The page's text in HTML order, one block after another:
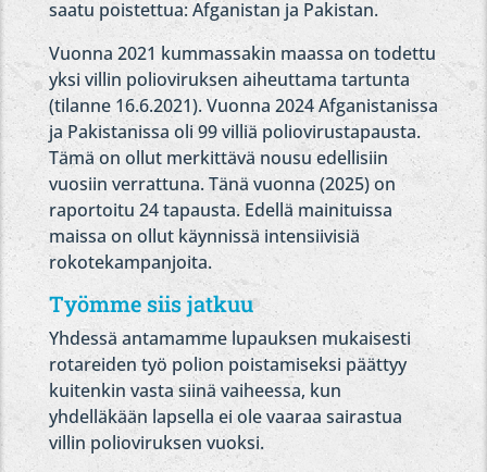
saatu poistettua: Afganistan ja Pakistan.
Vuonna 2021 kummassakin maassa on todettu
yksi villin polioviruksen aiheuttama tartunta
(tilanne 16.6.2021). Vuonna 2024 Afganistanissa
ja Pakistanissa oli 99 villiä poliovirustapausta.
Tämä on ollut merkittävä nousu edellisiin
vuosiin verrattuna. Tänä vuonna (2025) on
raportoitu 24 tapausta. Edellä mainituissa
maissa on ollut käynnissä intensiivisiä
rokotekampanjoita.
Työmme siis jatkuu
Yhdessä antamamme lupauksen mukaisesti
rotareiden työ polion poistamiseksi päättyy
kuitenkin vasta siinä vaiheessa, kun
yhdelläkään lapsella ei ole vaaraa sairastua
villin polioviruksen vuoksi.